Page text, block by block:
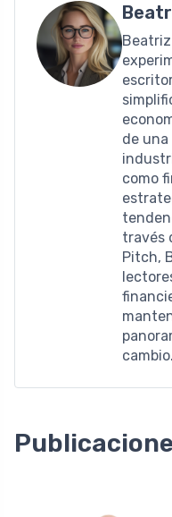
de
como
través
Pitch,
cambio.